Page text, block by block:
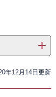
年12月14日更新